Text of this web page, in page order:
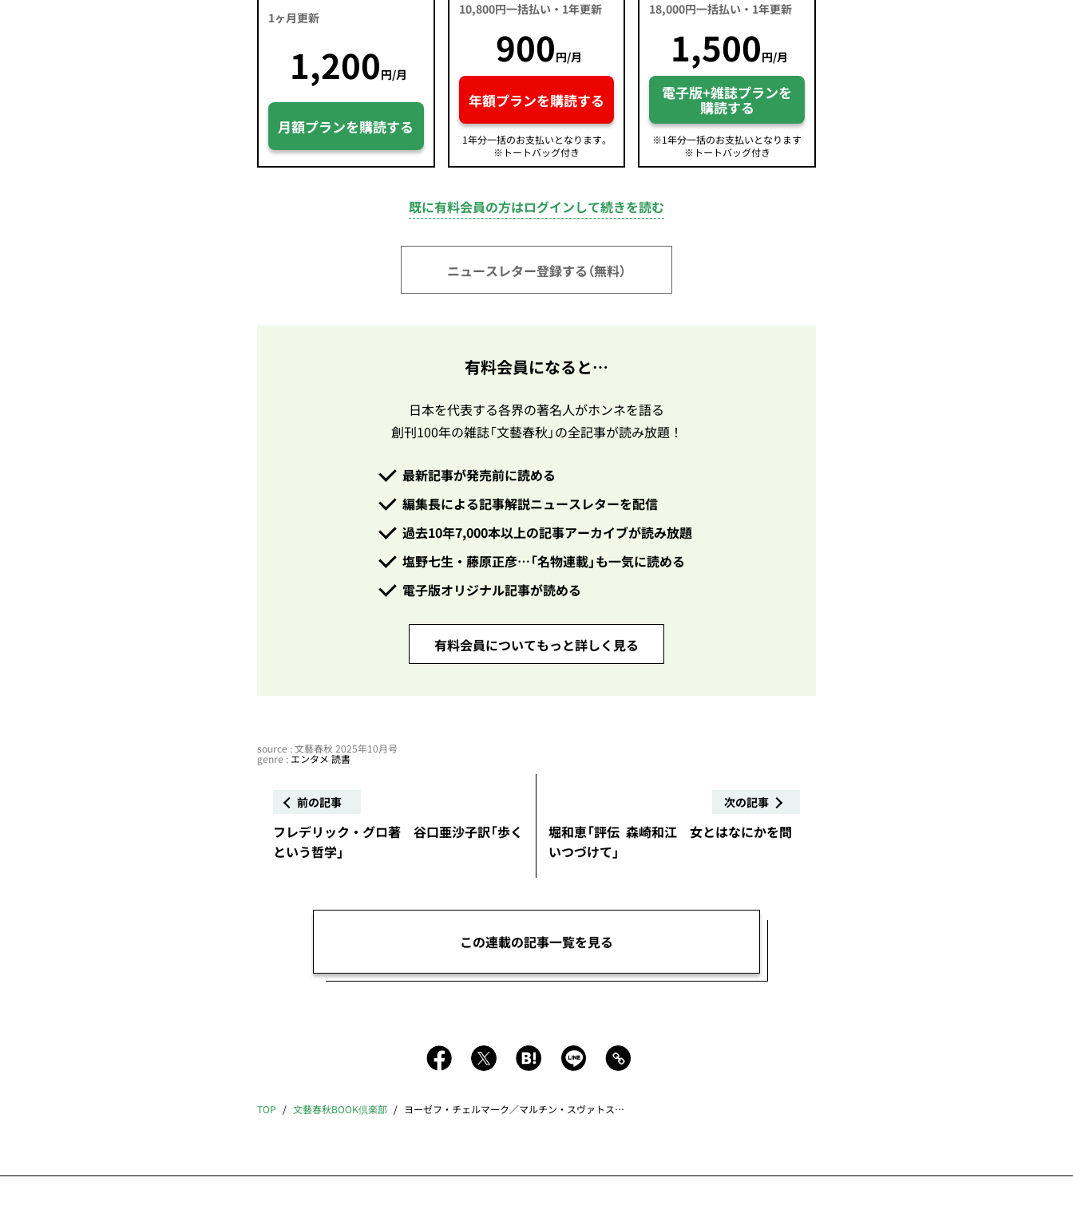
1ヶ月更新
1,200円/月
月額プランを購読する
10,800円一括払い・1年更新
900円/月
年額プランを購読する
1年分一括のお支払いとなります。
※トートバッグ付き
18,000円一括払い・1年更新
1,500円/月
電子版+雑誌プランを
購読する
※1年分一括のお支払いとなります
※トートバッグ付き
既に有料会員の方はログインして続きを読む
ニュースレター登録する（無料）
有料会員になると…
日本を代表する各界の著名人がホンネを語る
創刊100年の雑誌「文藝春秋」の全記事が読み放題！
最新記事が発売前に読める
編集長による記事解説ニュースレターを配信
過去10年7,000本以上の記事アーカイブが読み放題
塩野七生・藤原正彦…「名物連載」も一気に読める
電子版オリジナル記事が読める
有料会員についてもっと詳しく見る
source : 文藝春秋 2025年10月号
genre : エンタメ 読書
前の記事
フレデリック・グロ著 谷口亜沙子訳「歩く
という哲学」
次の記事
堀和恵「評伝 森崎和江 女とはなにかを問
いつづけて」
この連載の記事一覧を見る
TOP 文藝春秋BOOK倶楽部 ヨーゼフ・チェルマーク／マルチン・スヴァトス編 三原弟平訳「カフカ最後の手紙」